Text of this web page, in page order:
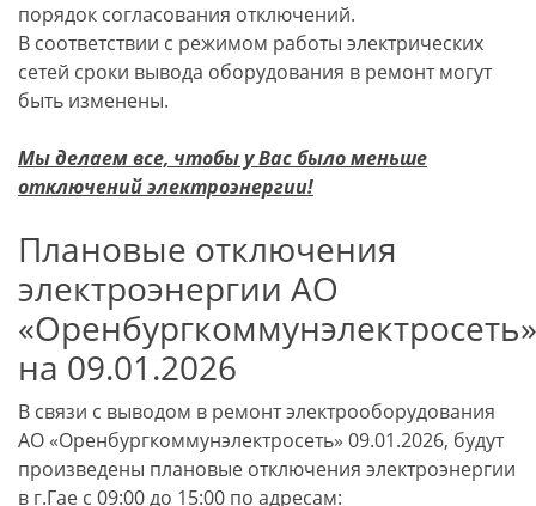
порядок согласования отключений.
В соответствии с режимом работы электрических
сетей сроки вывода оборудования в ремонт могут
быть изменены.
Мы делаем все, чтобы у Вас было меньше
отключений электроэнергии!
Плановые отключения
электроэнергии АО
«Оренбургкоммунэлектросеть»
на 09.01.2026
В связи с выводом в ремонт электрооборудования
АО «Оренбургкоммунэлектросеть» 09.01.2026, будут
произведены плановые отключения электроэнергии
в г.Гае с 09:00 до 15:00 по адресам: